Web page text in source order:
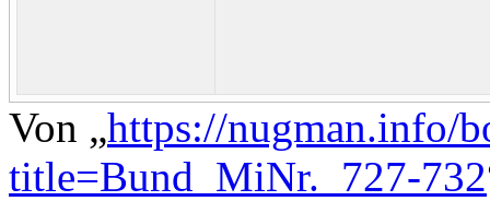
Von „https://nugman.info/
title=Bund_MiNr._727-732